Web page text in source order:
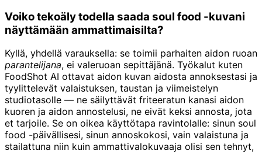
Voiko tekoäly todella saada soul food -kuvani
näyttämään ammattimaisilta?
Kyllä, yhdellä varauksella: se toimii parhaiten aidon ruoan
parantelijana, ei valeruoan sepittäjänä. Työkalut kuten
FoodShot AI ottavat aidon kuvan aidosta annoksestasi ja
tyylittelevät valaistuksen, taustan ja viimeistelyn
studiotasolle — ne säilyttävät friteeratun kanasi aidon
kuoren ja aidon annostelusi, ne eivät keksi annosta, jota
et tarjoile. Se on oikea käyttötapa ravintolalle: sinun soul
food -päivällisesi, sinun annoskokosi, vain valaistuna ja
stailattuna niin kuin ammattivalokuvaaja olisi sen tehnyt,